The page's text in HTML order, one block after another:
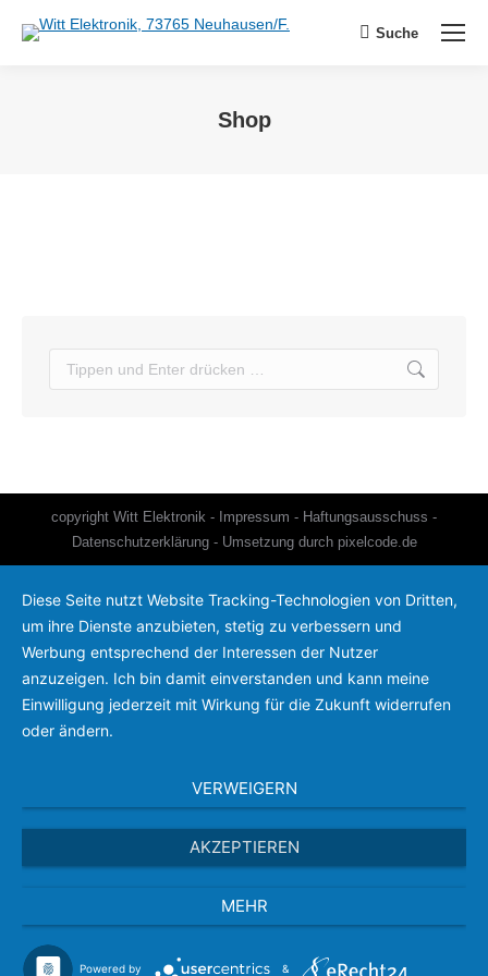
Search:
Suche
Shop
Search:
copyright Witt Elektronik - Impressum - Haftungsausschuss -
Datenschutzerklärung- Umsetzung durch pixelcode.de
Diese Seite nutzt Website Tracking-Technologien von Dritten,
um ihre Dienste anzubieten, stetig zu verbessern und
Werbung entsprechend der Interessen der Nutzer
anzuzeigen. Ich bin damit einverstanden und kann meine
Einwilligung jederzeit mit Wirkung für die Zukunft widerrufen
oder ändern.
VERWEIGERN
AKZEPTIEREN
MEHR
Powered by &